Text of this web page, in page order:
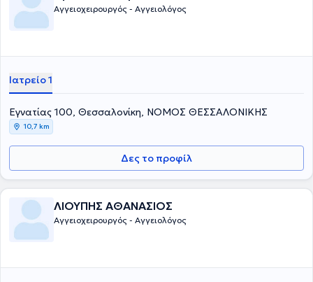
Αγγειοχειρουργός - Αγγειολόγος
Ιατρείο 1
Εγνατίας 100, Θεσσαλονίκη, ΝΟΜΟΣ ΘΕΣΣΑΛΟΝΙΚΗΣ
10,7 km
Δες το προφίλ
ΛΙΟΥΠΗΣ ΑΘΑΝΑΣΙΟΣ
Αγγειοχειρουργός - Αγγειολόγος